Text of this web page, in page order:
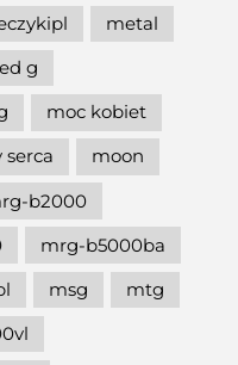
metal
g
moc kobiet
moon
b2000
mrg-b5000ba
msg
mtg